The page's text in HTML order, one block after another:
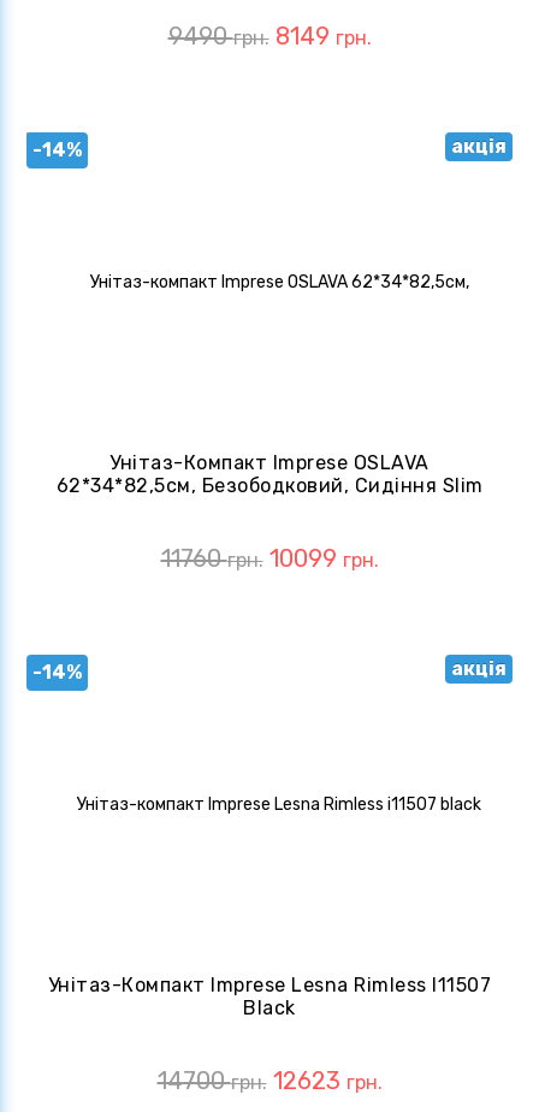
9490грн. 8149 грн.
-14% акція
Унітаз-Компакт Imprese OSLAVA
62*34*82,5см, Безободковий, Сидіння Slim
11760грн. 10099 грн.
-14% акція
Унітаз-Компакт Imprese Lesna Rimless I11507
Black
14700грн. 12623 грн.